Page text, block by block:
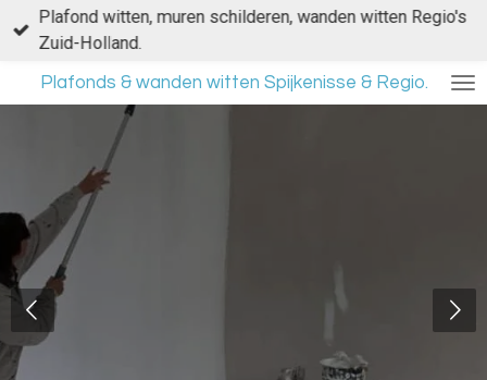
Ga
direct
naar
de
Plafonds & wanden witten Spijkenisse & Regio.
Plafond witten, muren schilderen, wanden witten Regio's
Zuid-Holland.